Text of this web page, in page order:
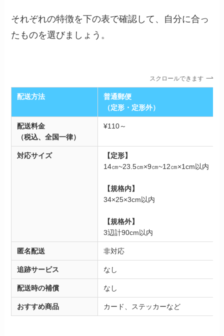
それぞれの特徴を下の表で確認して、自分に合っ
たものを選びましょう。
スクロールできます
配送方法
普通郵便
（定形・定形外）
配送料金
（税込、全国一律）
¥110～
対応サイズ
【定形】
14㎝~23.5㎝×9㎝~12㎝×1cm以内
【規格内】
34×25×3cm以内
【規格外】
3辺計90cm以内
匿名配送 非対応
追跡サービス なし
配送時の補償 なし
おすすめ商品 カード、ステッカーなど